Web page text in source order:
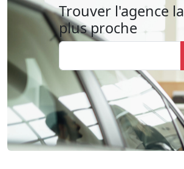
Trouver l'agence la
plus proche